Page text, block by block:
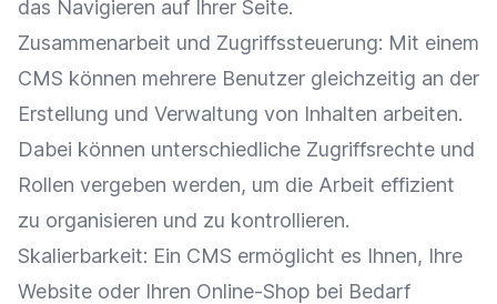
das Navigieren auf Ihrer Seite.
Zusammenarbeit und Zugriffssteuerung: Mit einem
CMS können mehrere Benutzer gleichzeitig an der
Erstellung und Verwaltung von Inhalten arbeiten.
Dabei können unterschiedliche Zugriffsrechte und
Rollen vergeben werden, um die Arbeit effizient
zu organisieren und zu kontrollieren.
Skalierbarkeit: Ein CMS ermöglicht es Ihnen, Ihre
Website oder Ihren Online-Shop bei Bedarf